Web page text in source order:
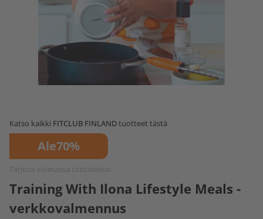
Katso kaikki FITCLUB FINLANDtuotteet tästä
Ale70%
Tarjous voimassa toistaiseksi
Training With Ilona Lifestyle Meals -
verkkovalmennus